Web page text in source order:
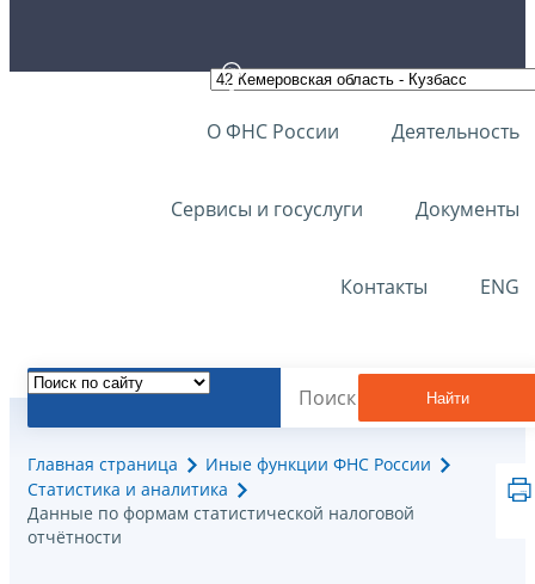
О ФНС России Деятельность
Сервисы и госуслуги Документы
Контакты ENG
Найти
Главная страница
Иные функции ФНС России
Статистика и аналитика
Данные по формам статистической налоговой
отчётности